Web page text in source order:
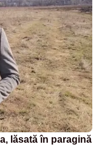
lăsată în paragină